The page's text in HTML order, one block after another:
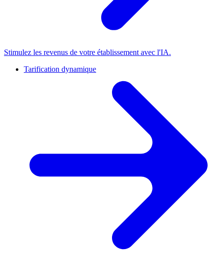
Stimulez les revenus de votre établissement avec l'IA.
Tarification dynamique